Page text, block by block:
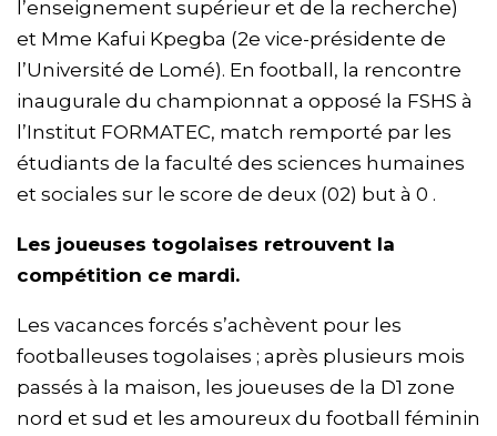
l’enseignement supérieur et de la recherche)
et Mme Kafui Kpegba (2e vice-présidente de
l’Université de Lomé). En football, la rencontre
inaugurale du championnat a opposé la FSHS à
l’Institut FORMATEC, match remporté par les
étudiants de la faculté des sciences humaines
et sociales sur le score de deux (02) but à 0 .
Les joueuses togolaises retrouvent la
compétition ce mardi.
Les vacances forcés s’achèvent pour les
footballeuses togolaises ; après plusieurs mois
passés à la maison, les joueuses de la D1 zone
nord et sud et les amoureux du football féminin